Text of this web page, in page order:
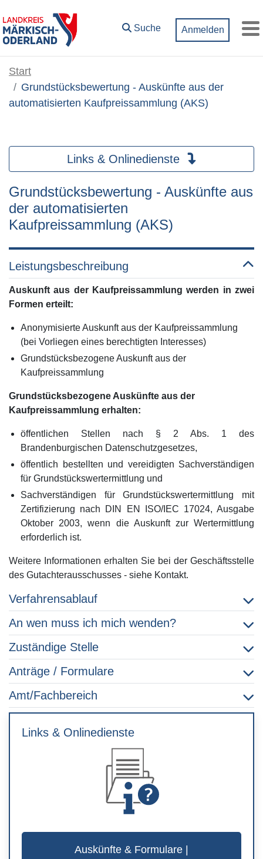
Zum Hauptinhalt springen
Suche Anmelden
Start
Grundstücksbewertung - Auskünfte aus der
automatisierten Kaufpreissammlung (AKS)
Links & Onlinedienste
Grundstücksbewertung - Auskünfte aus
der automatisierten
Kaufpreissammlung (AKS)
Leistungsbeschreibung
Auskunft aus der Kaufpreissammlung werden in zwei
Formen erteilt:
Anonymisierte Auskunft aus der Kaufpreissammlung
(bei Vorliegen eines berechtigten Interesses)
Grundstücksbezogene Auskunft aus der
Kaufpreissammlung
Grundstücksbezogene Auskünfte aus der
Kaufpreissammlung erhalten:
öffentlichen Stellen nach § 2 Abs. 1 des
Brandenburgischen Datenschutzgesetzes,
öffentlich bestellten und vereidigten Sachverständigen
für Grundstückswertermittlung und
Sachverständigen für Grundstückswertermittlung mit
Zertifizierung nach DIN EN ISO/IEC 17024, Ausgabe
Oktober 2003, wenn die Auskunft zur Wertermittlung
erforderlich ist.
Weitere Informationen erhalten Sie bei der Geschäftsstelle
des Gutachterausschusses - siehe Kontakt.
Verfahrensablauf
An wen muss ich mich wenden?
Zuständige Stelle
Anträge / Formulare
Amt/Fachbereich
Links & Onlinedienste
Auskünfte & Formulare |